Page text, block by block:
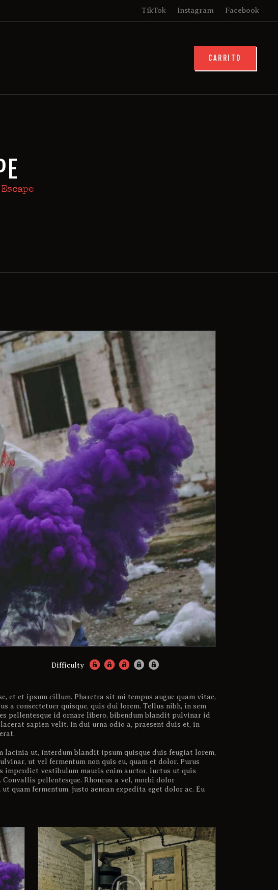
TikTok Instagram Facebook
CARRITO
Difficulty
et et ipsum cillum. Pharetra sit mi tempus augue quam vitae,
a consectetuer quisque, quis dui lorem. Tellus nibh, in sem
pellentesque id ornare libero, bibendum blandit pulvinar id
sapien velit. In dui urna odio a, praesent duis et, in
lacinia ut, interdum blandit ipsum quisque duis feugiat lorem,
ut vel fermentum non quis eu, quam et dolor. Purus
vestibulum mauris enim auctor, luctus ut quis
pellentesque. Rhoncus a vel, morbi dolor
quam fermentum, justo aenean expedita eget dolor ac. Eu